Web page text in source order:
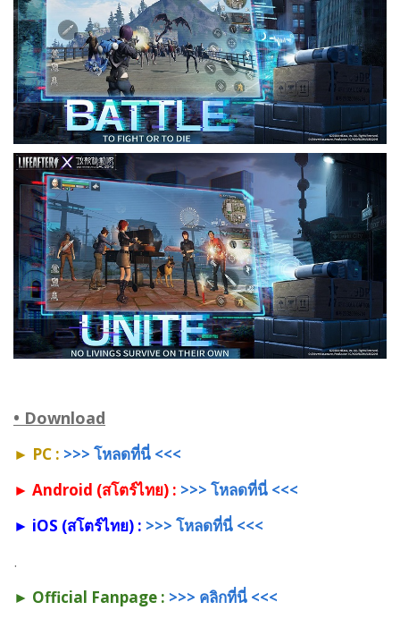
• Download
► PC : >>> โหลดที่นี่ <<<
► Android (สโตร์ไทย) : >>> โหลดที่นี่ <<<
► iOS (สโตร์ไทย) : >>> โหลดที่นี่ <<<
.
► Official Fanpage : >>> คลิกที่นี่ <<<